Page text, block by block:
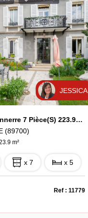
JESSICA
Maison Tonnerre 7 Pièce(s) 223.90 M2
(89700)
m²
x 7 x 5
Ref : 11779